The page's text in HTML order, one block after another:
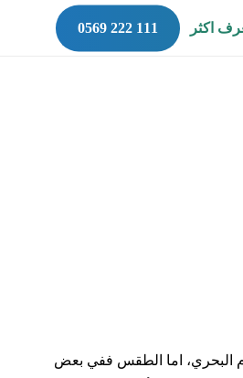
اكثر
البحري، اما الطقس ففي بعض